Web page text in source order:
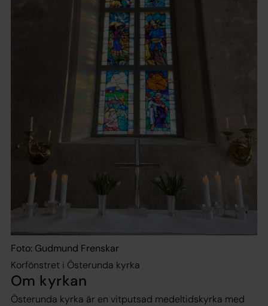
Foto: Gudmund Frenskar
Korfönstret i Österunda kyrka
Om kyrkan
Österunda kyrka är en vitputsad medeltidskyrka med